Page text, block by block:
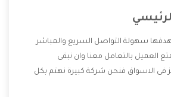
سهولة التواصل السريع والمباشر
العميل بالتعامل معنا وان نبقى
فى الاسواق فنحن شركة كبيرة نهتم بكل